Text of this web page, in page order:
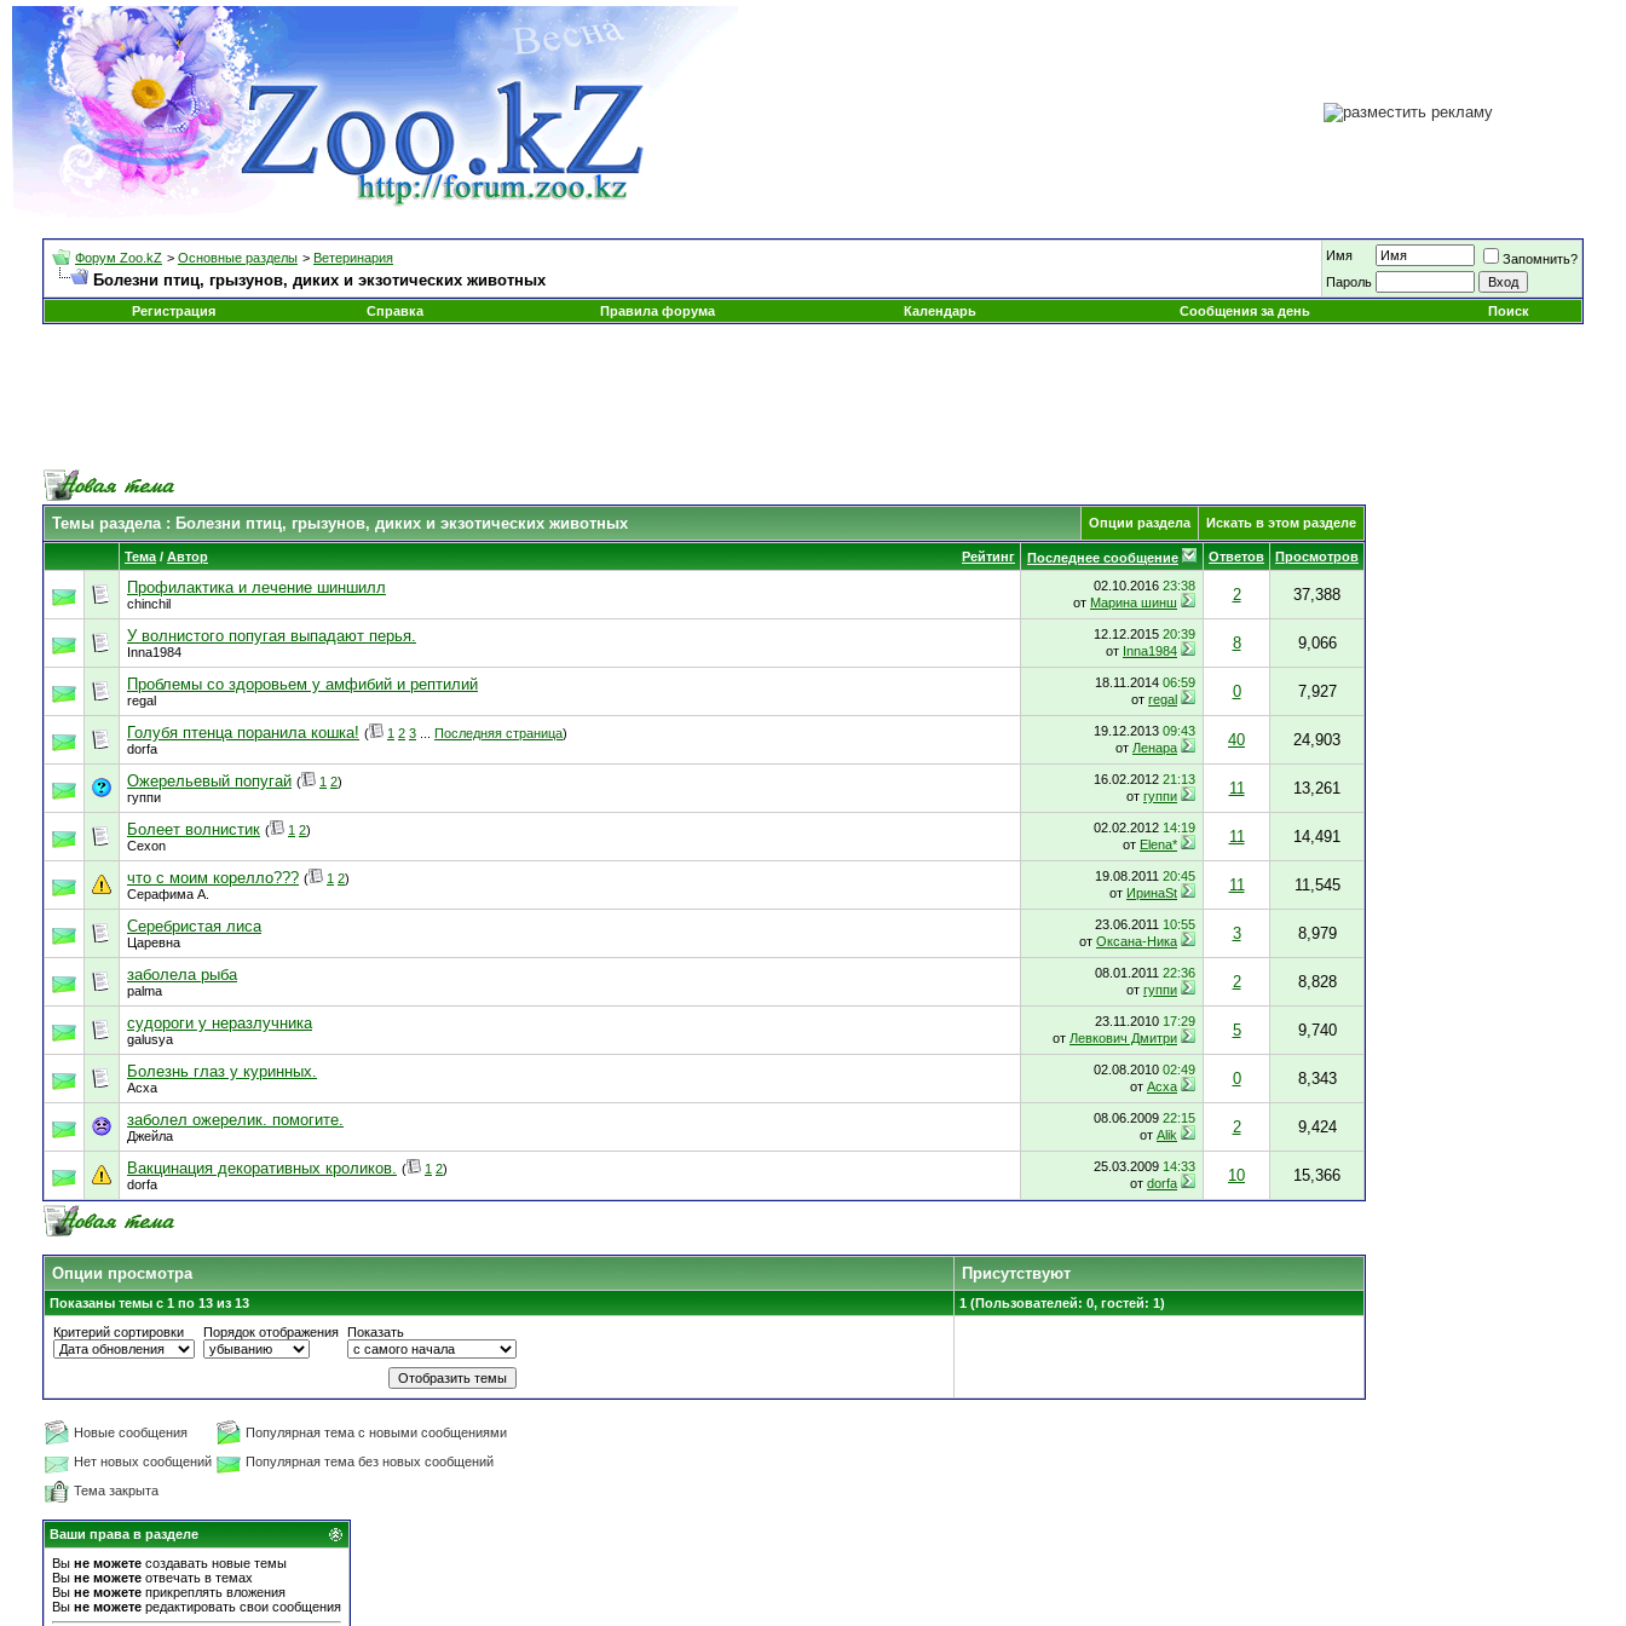
Форум Zoo.kZ > Основные разделы > Ветеринария
Болезни птиц, грызунов, диких и экзотических животных
Имя
Запомнить?
Пароль
Регистрация
Справка Правила форума Календарь Сообщения за день Поиск
Темы раздела: Болезни птиц, грызунов, диких и экзотических животных Опции раздела Искать в этом разделе
Рейтинг
Тема / Автор Последнее сообщение Ответов Просмотров
Профилактика и лечение шиншилл
chinchil
02.10.2016 23:38
от Марина шинш 2 37,388
У волнистого попугая выпадают перья.
Inna1984
12.12.2015 20:39
от Inna1984 8 9,066
Проблемы со здоровьем у амфибий и рептилий
regal
18.11.2014 06:59
от regal 0 7,927
Голубя птенца поранила кошка! ( 1 2 3 Последняя страница)
dorfa
19.12.2013 09:43
от Ленара 40 24,903
Ожерельевый попугай ( 1 2)
гуппи
16.02.2012 21:13
от гуппи 11 13,261
Болеет волнистик ( 1 2)
Cexon
02.02.2012 14:19
от Elena* 11 14,491
что с моим корелло??? ( 1 2)
Серафима А.
19.08.2011 20:45
от ИринаSt 11 11,545
Серебристая лиса
Царевна
23.06.2011 10:55
от Оксана-Ника 3 8,979
заболела рыба
palma
08.01.2011 22:36
от гуппи 2 8,828
судороги у неразлучника
galusya
23.11.2010 17:29
от Левкович Дмитри 5 9,740
Болезнь глаз у куринных.
Асха
02.08.2010 02:49
от Асха 0 8,343
заболел ожерелик. помогите.
Джейла
08.06.2009 22:15
от Alik 2 9,424
Вакцинация декоративных кроликов. ( 1 2)
dorfa
25.03.2009 14:33
от dorfa 10 15,366
Опции просмотра Присутствуют
Показаны темы с 1 по 13 из 13
1 (Пользователей: 0, гостей: 1)
Критерий сортировки
Порядок отображения Показать
Новые сообщения
Популярная тема с новыми сообщениями
Нет новых сообщений
Популярная тема без новых сообщений
Тема закрыта
Ваши права в разделе
Вы не можете создавать новые темы
Вы не можете отвечать в темах
Вы не можете прикреплять вложения
Вы не можете редактировать свои сообщения